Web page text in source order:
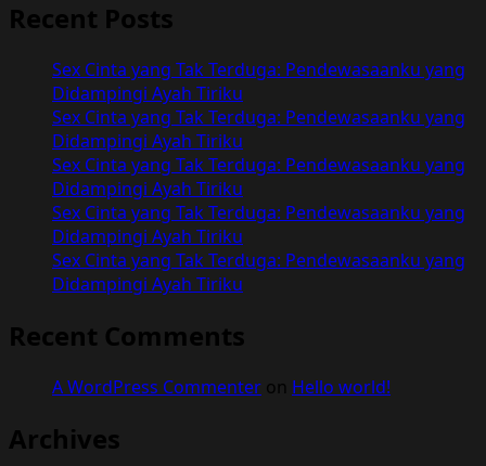
di
oleh
Istri
Bosku
Recent Posts
Sex Cinta yang Tak Terduga: Pendewasaanku yang
Didampingi Ayah Tiriku
Sex Cinta yang Tak Terduga: Pendewasaanku yang
Didampingi Ayah Tiriku
Sex Cinta yang Tak Terduga: Pendewasaanku yang
Didampingi Ayah Tiriku
Sex Cinta yang Tak Terduga: Pendewasaanku yang
Didampingi Ayah Tiriku
Sex Cinta yang Tak Terduga: Pendewasaanku yang
Didampingi Ayah Tiriku
Recent Comments
A WordPress Commenter on Hello world!
Archives